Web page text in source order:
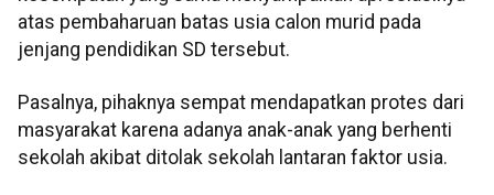
atas pembaharuan batas usia calon murid pada
jenjang pendidikan SD tersebut.
Pasalnya, pihaknya sempat mendapatkan protes dari
masyarakat karena adanya anak-anak yang berhenti
sekolah akibat ditolak sekolah lantaran faktor usia.